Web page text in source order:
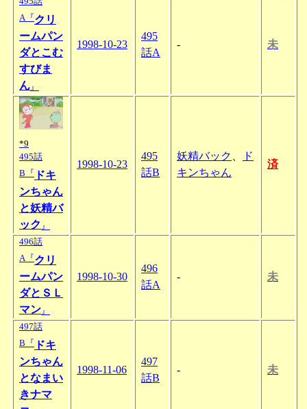
A『クリ
ームパン
ダとこむ
すびま
ん 』
1998-10-23
495
話A
- 未
*9
495話
B『 ドキ
ンちゃん
と妖精バ
ック 』
1998-10-23
495
話B
妖精バック
ド
キンちゃん
済
496話
A『クリ
ームパン
ダとＳＬ
マン 』
1998-10-30
496
話A
- 未
497話
B『 ドキ
ンちゃん
となまい
きナマ
1998-11-06
497
話B
- 未